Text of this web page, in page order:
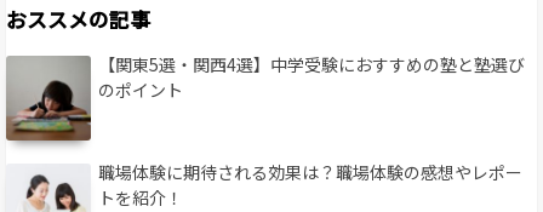
おススメの記事
【関東5選・関西4選】中学受験におすすめの塾と塾選び
のポイント
職場体験に期待される効果は？職場体験の感想やレポー
トを紹介！